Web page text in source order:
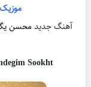
آهنگ جدیدمحسن
Sookht